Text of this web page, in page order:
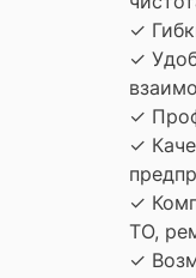
✓
✓
✓
✓
✓
ТО,
✓